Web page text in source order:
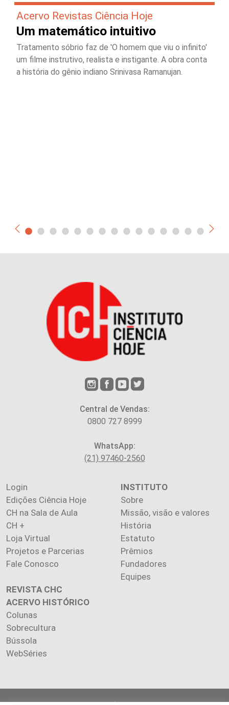
Acervo Revistas Ciência Hoje
Um matemático intuitivo
Tratamento sóbrio faz de 'O homem que viu o infinito'
um filme instrutivo, realista e instigante. A obra conta
a história do gênio indiano Srinivasa Ramanujan.
Central de Vendas:
0800 727 8999
WhatsApp:
(21) 97460-2560
Login
Edições Ciência Hoje
CH na Sala de Aula
CH +
Loja Virtual
Projetos e Parcerias
Fale Conosco
INSTITUTO
Sobre
Missão, visão e valores
História
Estatuto
Prêmios
Fundadores
Equipes
REVISTA CHC
ACERVO HISTÓRICO
Colunas
Sobrecultura
Bússola
WebSéries